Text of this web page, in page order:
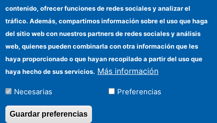
IPP
Sede electrónica CSIC
Información para proveedores
Organismos financiadores
Cómo llegar
contenido, ofrecer funciones de redes sociales y analizar el
tráfico. Además, compartimos información sobre el uso que haga
del sitio web con nuestros partners de redes sociales y análisis
web, quienes pueden combinarla con otra información que les
haya proporcionado o que hayan recopilado a partir del uso que
haya hecho de sus servicios. Más información
Necesarias Preferencias
Guardar preferencias